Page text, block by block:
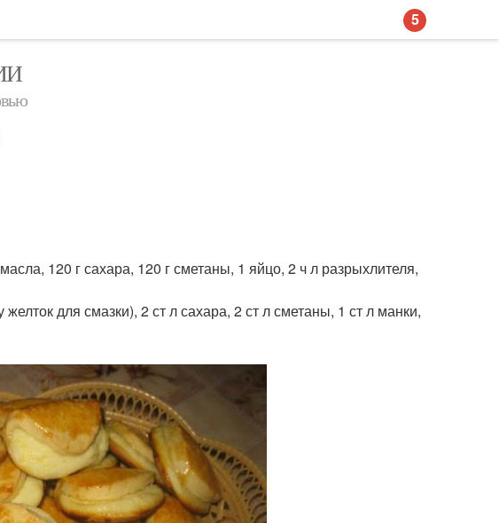
120 г сахара, 120 г сметаны, 1 яйцо, 2 ч л разрыхлителя,
для смазки), 2 ст л сахара, 2 ст л сметаны, 1 ст л манки,
5